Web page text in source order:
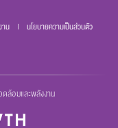
น | นโยบายความเป็นส่วนตัว
ล้อมและพลังงาน